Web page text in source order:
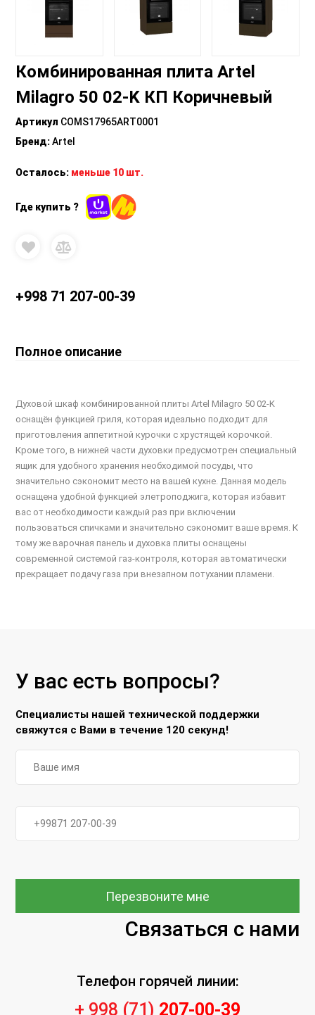
Комбинированная плита Artel
Milagro 50 02-K КП Коричневый
Артикул COMS17965ART0001
Бренд: Artel
Осталось: меньше 10 шт.
Где купить ?
+998 71 207-00-39
Полное описание
Духовой шкаф комбинированной плиты Artel Milagro 50 02-K
оснащён функцией гриля, которая идеально подходит для
приготовления аппетитной курочки с хрустящей корочкой.
Кроме того, в нижней части духовки предусмотрен специальный
ящик для удобного хранения необходимой посуды, что
значительно сэкономит место на вашей кухне. Данная модель
оснащена удобной функцией элетроподжига, которая избавит
вас от необходимости каждый раз при включении
пользоваться спичками и значительно сэкономит ваше время. К
тому же варочная панель и духовка плиты оснащены
современной системой газ-контроля, которая автоматически
прекращает подачу газа при внезапном потухании пламени.
У вас есть вопросы?
Специалисты нашей технической поддержки
свяжутся с Вами в течение 120 секунд!
Перезвоните мне
Связаться с нами
Телефон горячей линии:
+ 998 (71) 207-00-39